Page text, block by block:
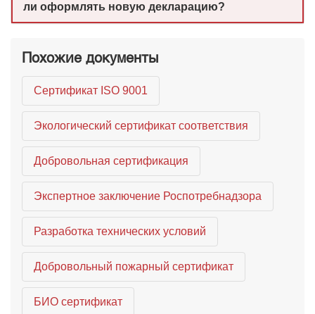
ли оформлять новую декларацию?
Похожие документы
Сертификат ISO 9001
Экологический сертификат соответствия
Добровольная сертификация
Экспертное заключение Роспотребнадзора
Разработка технических условий
Добровольный пожарный сертификат
БИО сертификат